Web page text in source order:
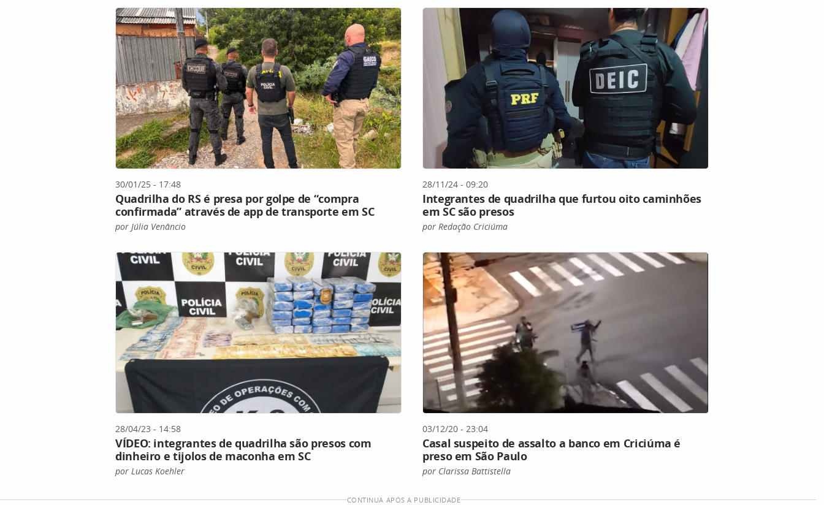
30/01/25 - 17:48
Quadrilha do RS é presa por golpe de “compra
confirmada” através de app de transporte em SC
por Júlia Venâncio
28/11/24 - 09:20
Integrantes de quadrilha que furtou oito caminhões
em SC são presos
por Redação Criciúma
28/04/23 - 14:58
VÍDEO: integrantes de quadrilha são presos com
dinheiro e tijolos de maconha em SC
por Lucas Koehler
03/12/20 - 23:04
Casal suspeito de assalto a banco em Criciúma é
preso em São Paulo
por Clarissa Battistella
CONTINUA APÓS A PUBLICIDADE